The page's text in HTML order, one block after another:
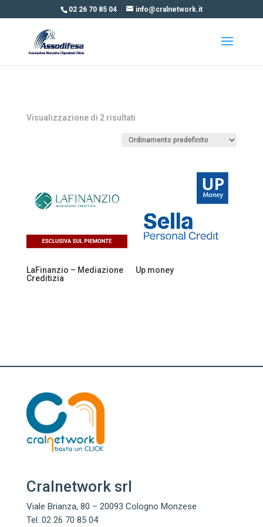
02 26 70 85 04 info@cralnetwork.it
Visualizzazione di 2 risultati
LaFinanzio – Mediazione
Creditizia
Up money
Cralnetwork srl
Viale Brianza, 80 – 20093 Cologno Monzese
Tel. 02 26 70 85 04